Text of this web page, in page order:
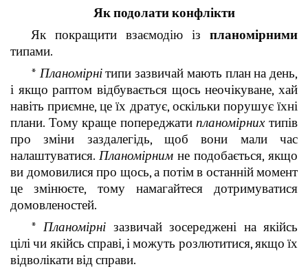
Як подолати конфлікти
Як покращити взаємодію із планомірними
типами.
* Планомірнітипи зазвичай мають план на день,
і якщо раптом відбувається щось неочікуване, хай
навіть приємне, це їх дратує, оскільки порушує їхні
плани. Тому краще попереджатипланомірнихтипів
про зміни заздалегідь, щоб вони мали час
налаштуватися. Планомірним не подобається, якщо
ви домовилися про щось, а потім в останній момент
це змінюєте, тому намагайтеся дотримуватися
домовленостей.
*Планомірні зазвичай зосереджені на якійсь
цілі чи якійсь справі, і можуть розлютитися, якщо їх
відволікати від справи.